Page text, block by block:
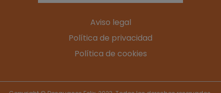
Aviso legal
Política de privacidad
Política de cookies